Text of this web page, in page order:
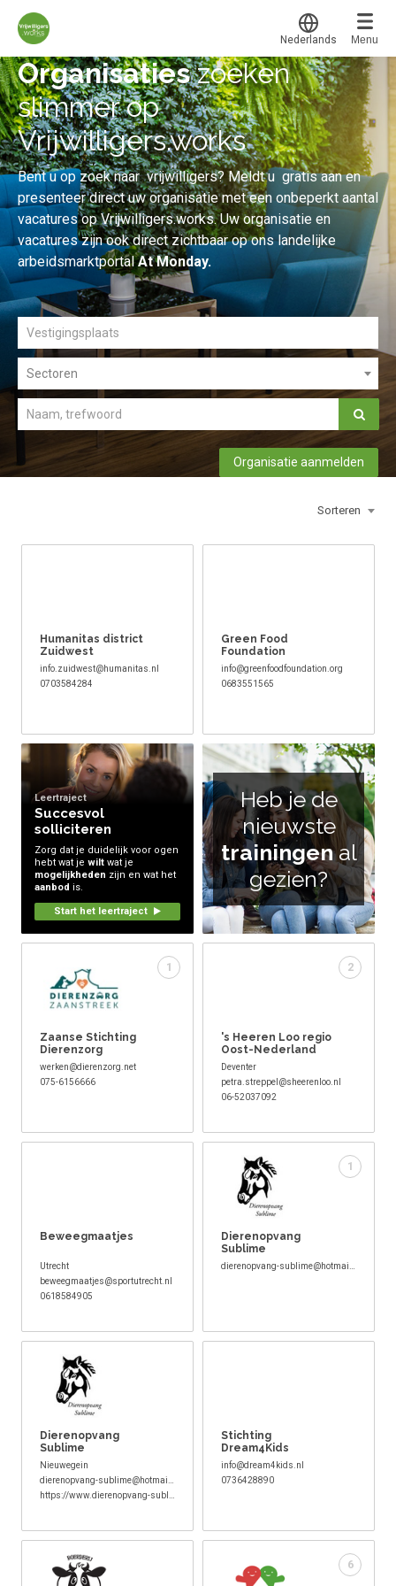
Werkvinders®
Organisaties
Vacatures
Mijn leerplek
Voor mij
Alle onderwerpen
Populair
Favoriet
Certificaten
Voucher verzilveren
Account en hulp
Start met leren
Inloggen
Meer
Erkend NRTO lid
Voorwaarden en privacy
Translate
Nederlands Menu
Organisatieszoeken
slimmer op
Vrijwilligers.works
Bent u op zoek naar vrijwilligers? Meldt u gratis aan en
presenteer direct uw organisatie met een onbeperkt aantal
vacatures op Vrijwilligers.works. Uw organisatie en
vacatures zijn ook direct zichtbaar op ons landelijke
arbeidsmarktportalAt Monday.
Sectoren
Organisatie aanmelden
Sorteren
Humanitas district
Zuidwest
info.zuidwest@humanitas.nl
0703584284
Green Food
Foundation
info@greenfoodfoundation.org
0683551565
Leertraject
Succesvol
solliciteren
Zorg dat je duidelijk voor ogen
hebt wat je wilt wat je
mogelijkheden zijn en wat het
aanbod is.
Start het leertraject
Heb je de
nieuwste
trainingenal
gezien?
1
Zaanse Stichting
Dierenzorg
werken@dierenzorg.net
075-6156666
2
's Heeren Loo regio
Oost-Nederland
Deventer
petra.streppel@sheerenloo.nl
06-52037092
Beweegmaatjes
Utrecht
beweegmaatjes@sportutrecht.nl
0618584905
1
Dierenopvang
Sublime
Dierenopvang
Sublime
Nieuwegein
Stichting
Dream4Kids
info@dream4kids.nl
0736428890
6